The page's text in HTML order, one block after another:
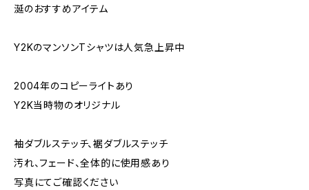
涎のおすすめアイテム
Y2KのマンソンTシャツは人気急上昇中
2004年のコピーライトあり
Y2K当時物のオリジナル
袖ダブルステッチ、裾ダブルステッチ
汚れ、フェード、全体的に使用感あり
写真にてご確認ください